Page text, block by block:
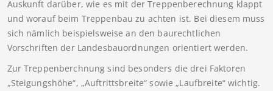
Auskunft darüber, wie es mit der Treppenberechnung klappt
und worauf beim Treppenbau zu achten ist. Bei diesem muss
sich nämlich beispielsweise an den baurechtlichen
Vorschriften der Landesbauordnungen orientiert werden.
Zur Treppenberchnung sind besonders die drei Faktoren
„Steigungshöhe“, „Auftrittsbreite“ sowie „Laufbreite“ wichtig.